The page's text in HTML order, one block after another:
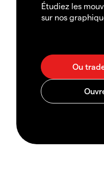
Étudiez les
sur nos